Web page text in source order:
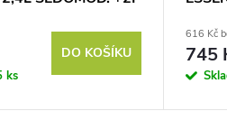
ks
DO KOŠÍKU
616 Kč
745